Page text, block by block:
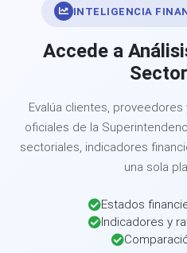
INTELIGENCIA
Accede a
Evalúa clientes,
oficiales de la
sectoriales, indicadores
una sola
Estados
Indicadores y